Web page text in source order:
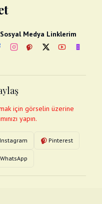
Diğer
Abdest Videoları
Fotograflar
Sosyal Medya Linklerim
Instagram
PinterestTwitterYouTube
için görselin üzerine
yapın.
Pinterest
WhatsApp